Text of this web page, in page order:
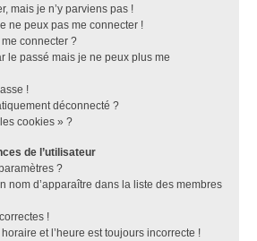
mais je n’y parviens pas !
ne peux pas me connecter !
connecter ?
le passé mais je ne peux plus me
!
déconnecté ?
cookies » ?
de l’utilisateur
?
nom d’apparaître dans la liste des membres
!
et l’heure est toujours incorrecte !